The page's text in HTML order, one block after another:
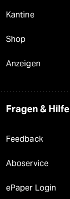
Kantine
Shop
Anzeigen
Fragen & Hilfe
Feedback
Aboservice
ePaper Login